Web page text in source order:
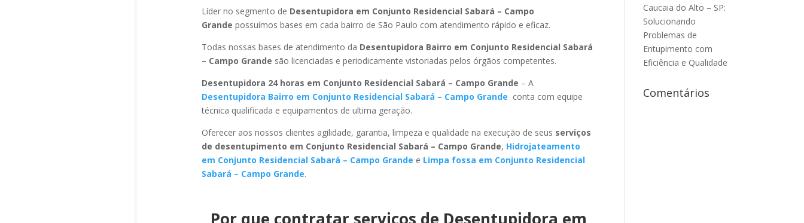
Líder no segmento de Desentupidora em Conjunto Residencial Sabará – Campo
Grande possuímos bases em cada bairro de São Paulo com atendimento rápido e eficaz.
Todas nossas bases de atendimento da Desentupidora Bairro em Conjunto Residencial Sabará
– Campo Grande são licenciadas e periodicamente vistoriadas pelos órgãos competentes.
Desentupidora 24 horas em Conjunto Residencial Sabará – Campo Grande – A
Desentupidora Bairro em Conjunto Residencial Sabará – Campo Grande conta com equipe
técnica qualificada e equipamentos de ultima geração.
Oferecer aos nossos clientes agilidade, garantia, limpeza e qualidade na execução de seus serviços
de desentupimento em Conjunto Residencial Sabará – Campo Grande, Hidrojateamento
em Conjunto Residencial Sabará – Campo Grande e Limpa fossa em Conjunto Residencial
Sabará – Campo Grande.
Caucaia do Alto – SP:
Solucionando
Problemas de
Entupimento com
Eficiência e Qualidade
Comentários